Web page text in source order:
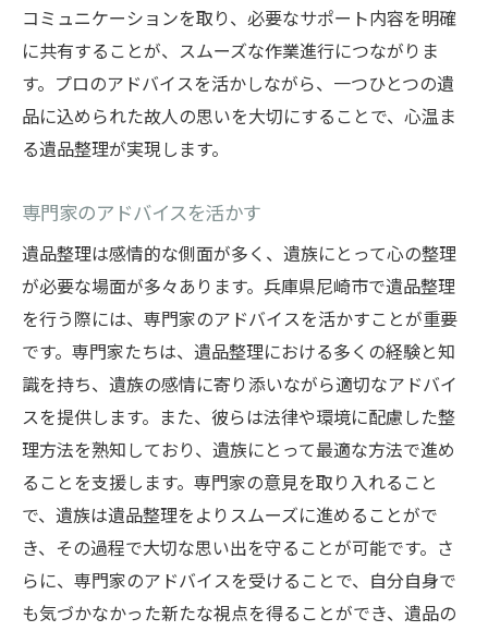
コミュニケーションを取り、必要なサポート内容を明確
に共有することが、スムーズな作業進行につながりま
す。プロのアドバイスを活かしながら、一つひとつの遺
品に込められた故人の思いを大切にすることで、心温ま
る遺品整理が実現します。
専門家のアドバイスを活かす
遺品整理は感情的な側面が多く、遺族にとって心の整理
が必要な場面が多々あります。兵庫県尼崎市で遺品整理
を行う際には、専門家のアドバイスを活かすことが重要
です。専門家たちは、遺品整理における多くの経験と知
識を持ち、遺族の感情に寄り添いながら適切なアドバイ
スを提供します。また、彼らは法律や環境に配慮した整
理方法を熟知しており、遺族にとって最適な方法で進め
ることを支援します。専門家の意見を取り入れること
で、遺族は遺品整理をよりスムーズに進めることがで
き、その過程で大切な思い出を守ることが可能です。さ
らに、専門家のアドバイスを受けることで、自分自身で
も気づかなかった新たな視点を得ることができ、遺品の